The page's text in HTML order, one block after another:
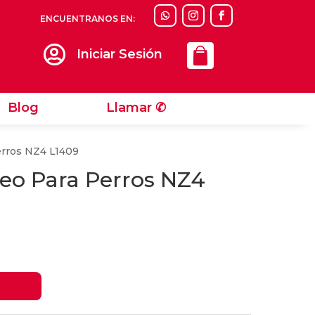
ENCUENTRANOS EN:
 Iniciar Sesión
Blog Llamar ✆
Llamar ✆
NZ4 L1409
Para Perros NZ4